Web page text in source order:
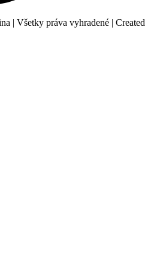
| Všetky práva vyhradené | Created